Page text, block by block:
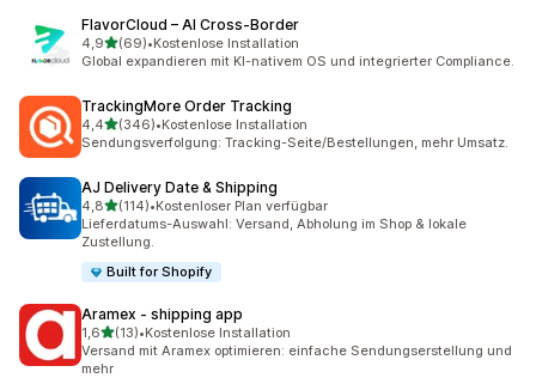
FlavorCloud – AI Cross‑Border
4,9von 5 Sternen
(69)
69 Rezensionen insgesamt
•Kostenlose Installation
Global expandieren mit KI-nativem OS und integrierter Compliance.
TrackingMore Order Tracking
4,4von 5 Sternen
(346)
346 Rezensionen insgesamt
•Kostenlose Installation
Sendungsverfolgung: Tracking-Seite/Bestellungen, mehr Umsatz.
AJ Delivery Date & Shipping
4,8von 5 Sternen
(114)
114 Rezensionen insgesamt
•Kostenloser Plan verfügbar
Lieferdatums-Auswahl: Versand, Abholung im Shop & lokale
Zustellung.
Built for Shopify
Aramex ‑ shipping app
1,6von 5 Sternen
(13)
13 Rezensionen insgesamt
•Kostenlose Installation
Versand mit Aramex optimieren: einfache Sendungserstellung und
mehr